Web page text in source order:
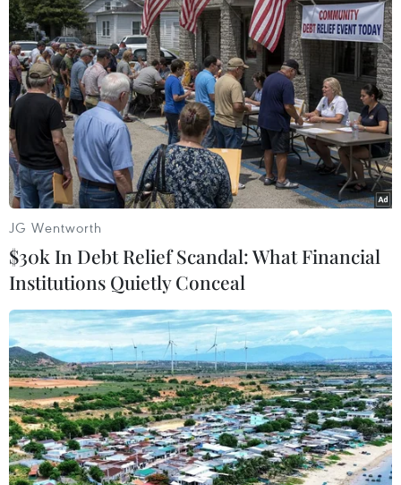
sóc y tế và trích một khoản để gửi vào quỹ từ
thiện Miss World.
Bên cạnh đó, lợi nhuận của dự án cũng sẽ được
đầu tư cho việc thành lập và vận hành nhà giặt
ủi YAKO Laundry. Nhân công chủ yếu là thân
nhân của các bệnh nhân có hoàn cảnh khó
khăn mắc phải những căn bệnh hiểm nghèo,
tạo ra hoặc giới thiệu việc làm cho những
trường hợp đặc biệt.
Sau đăng quang Miss World Vietnam 2022, Mai
Phương được kỳ vọng sẽ là một thí sinh “nặng
ký” khi tham gia đấu trường nhan sắc quốc tế
Miss World 2023 sắp tới với profile khủng và
những hoạt động thiện nguyện cho cộng đồng./.
JG Wentworth
$30k In Debt Relief Scandal: What Financial
Institutions Quietly Conceal